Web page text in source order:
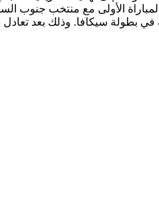
في بطولة سيكافا. وذلك بعد